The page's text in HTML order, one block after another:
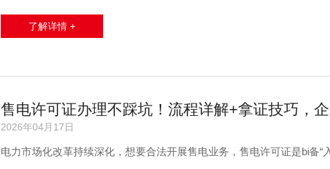
了解详情 +
售电许可证办理不踩坑！流程详解+拿证技巧，
2026年04月17日
电力市场化改革持续深化，想要合法开展售电业务，售电许可证是bi备“